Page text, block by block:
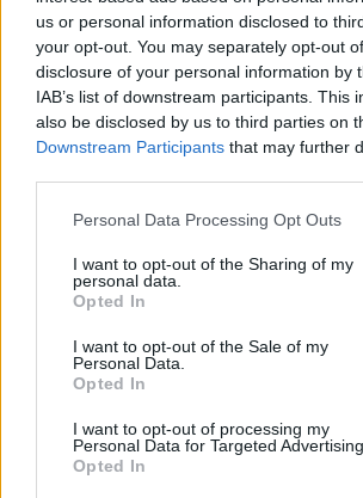
us or personal information disclosed to
your opt-out. You may separately opt-out
disclosure of your personal information by
IAB’s list of downstream participants. This
also be disclosed by us to third parties on
Downstream Participants that may further
Personal Data Processing Opt Outs
I want to opt-out of the Sharing of my
personal data.
Opted In
I want to opt-out of the Sale of my
Personal Data.
Opted In
I want to opt-out of processing my
Personal Data for Targeted Advertising.
Opted In
Εορτολόγιο
Αγγελίες
Κηδείες